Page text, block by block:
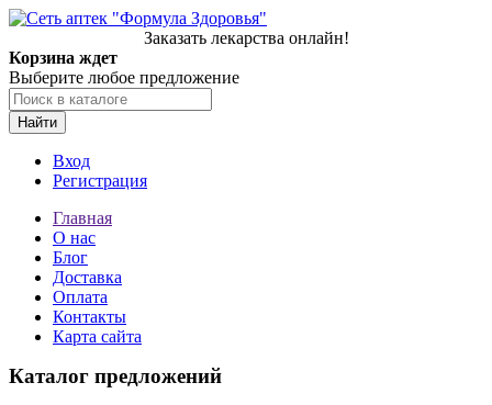
Заказать лекарства онлайн!
Корзина ждет
Выберите любое предложение
Найти
Вход
Регистрация
Главная
О нас
Блог
Доставка
Оплата
Контакты
Карта сайта
Каталог предложений